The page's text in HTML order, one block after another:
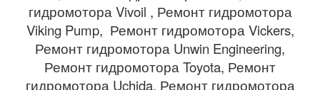
гидромотора Vivoil , Ремонт гидромотора
Viking Pump, Ремонт гидромотора Vickers,
Ремонт гидромотора Unwin Engineering,
Ремонт гидромотора Toyota, Ремонт
гидромотора Uchida, Ремонт гидромотора